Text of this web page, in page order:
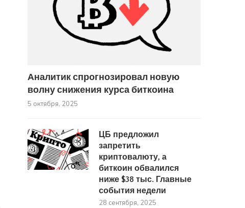
Аналитик спрогнозировал новую
волну снижения курса биткоина
5 октября, 2025
ЦБ предложил
запретить
криптовалюту, а
биткоин обвалился
ниже $38 тыс. Главные
события недели
28 сентября, 2025